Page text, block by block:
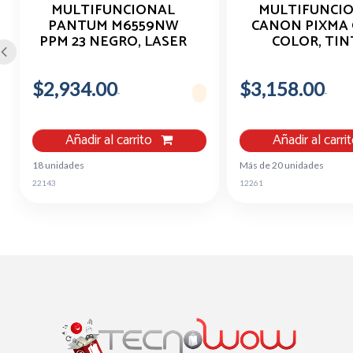
MULTIFUNCIONAL
PANTUM M6559NW
PPM 23 NEGRO, LASER
RED, DUPLEX, ADF,
CAMA, PLANA CARTA
$2,934.00
Añadir al carrito
18 unidades
22143
CANON PIXMA
COLOR,
BANDEJA 100
CONSUMIBLE
$3,158.00
Añadir al
Más de 20 unidades
12261